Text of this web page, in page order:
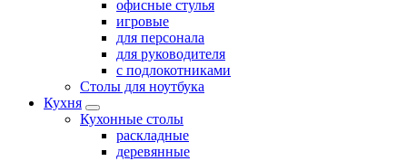
офисные стулья
игровые
для персонала
для руководителя
с подлокотниками
Столы для ноутбука
Кухня
Кухонные столы
раскладные
деревянные